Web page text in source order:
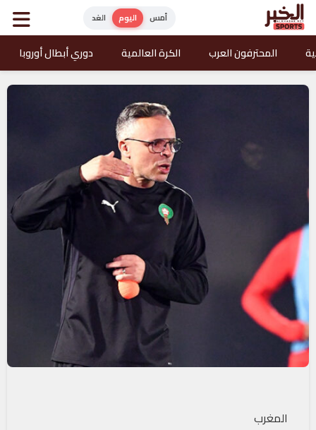
أمس اليوم الغد
المحترفون العرب الكرة العالمية دوري أبطال أوروبا
المغرب